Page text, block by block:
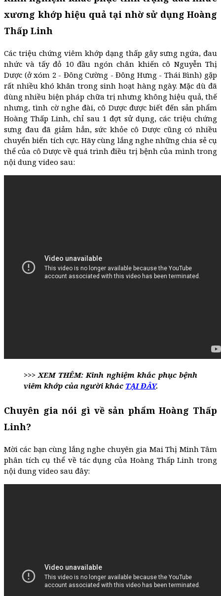
xương khớp hiệu quả tại nhờ sử dụng Hoàng
Thấp Linh
Các triệu chứng viêm khớp dạng thấp gây sưng ngứa, đau
nhức và tấy đỏ 10 đầu ngón chân khiến cô Nguyễn Thị
Dược (ở xóm 2 - Đông Cường - Đông Hưng - Thái Bình) gặp
rất nhiều khó khăn trong sinh hoạt hàng ngày. Mặc dù đã
dùng nhiều biện pháp chữa trị nhưng không hiệu quả, thế
nhưng, tình cờ nghe đài, cô Dược được biết đến sản phẩm
Hoàng Thấp Linh, chỉ sau 1 đợt sử dụng, các triệu chứng
sưng đau đã giảm hẳn, sức khỏe cô Dược cũng có nhiều
chuyển biến tích cực. Hãy cùng lắng nghe những chia sẻ cụ
thể của cô Dược về quá trình điều trị bệnh của mình trong
nội dung video sau:
>>> XEM THÊM: Kinh nghiệm khắc phục bệnh
viêm khớp của người khác TẠI ĐÂY.
Chuyên gia nói gì về sản phẩm Hoàng Thấp
Linh?
Mời các bạn cùng lắng nghe chuyên gia Mai Thị Minh Tâm
phân tích cụ thể về tác dụng của Hoàng Thấp Linh trong
nội dung video sau đây: